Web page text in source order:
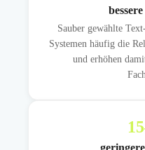
Sauber gewählte
Systemen häufig die
und erhöhen
15